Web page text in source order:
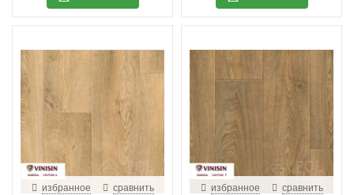
избранное сравнить избранное сравнить